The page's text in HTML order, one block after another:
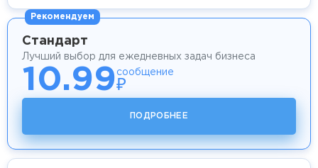
Рекомендуем
Стандарт
Лучший выбор для ежедневных задач бизнеса
10.99 сообщение
₽
ПОДРОБНЕЕ